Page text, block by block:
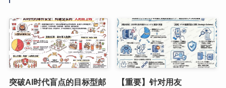
突破AI时代盲点的目标型邮
【重要】针对用友